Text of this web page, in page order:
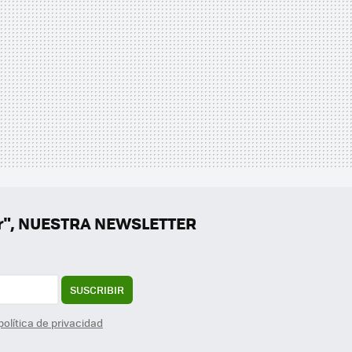
NEWSLETTER
SUSCRIBIR
de privacidad